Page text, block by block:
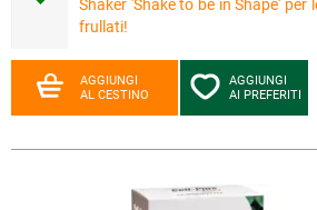
Shaker 'Shake to be in Shape' per
frullati!
AGGIUNGI
AL CESTINO
AGGIUNGI
AI PREFERITI